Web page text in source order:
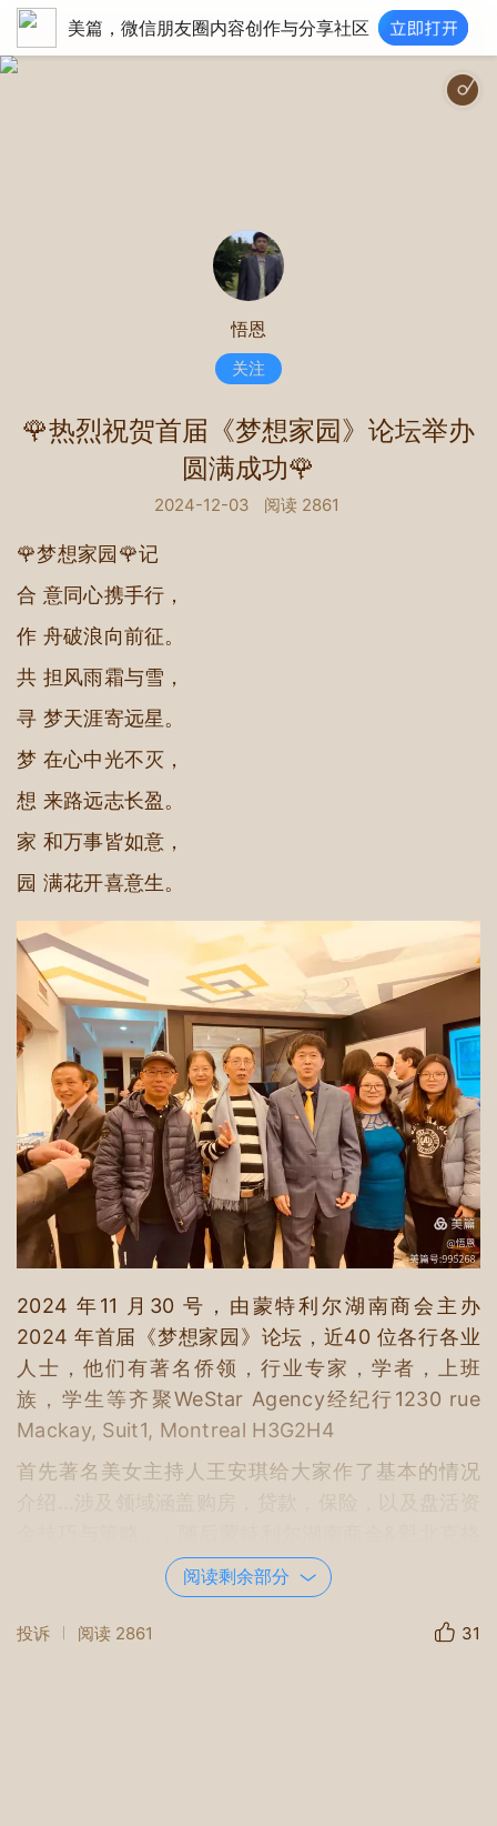
美篇，微信朋友圈内容创作与分享社区
悟恩
关注
🌹热烈祝贺首届《梦想家园》论坛举办
圆满成功🌹
2024-12-03 阅读 2861
🌹梦想家园🌹记
合 意同心携手行，
作 舟破浪向前征。
共 担风雨霜与雪，
寻 梦天涯寄远星。
梦 在心中光不灭，
想 来路远志长盈。
家 和万事皆如意，
园 满花开喜意生。
2024 年11 月30 号，由蒙特利尔湖南商会主办
2024 年首届《梦想家园》论坛，近40 位各行各业
人士，他们有著名侨领，行业专家，学者，上班
族，学生等齐聚WeStar Agency经纪行1230 rue
Mackay, Suit1, Montreal H3G2H4
首先著名美女主持人王安琪给大家作了基本的情况
瑞斯多元文化协会吴立志会长，发表热情洋溢的欢
踏晨曦而行，携星辉而归，我们寻梦而来。用希望
阅读剩余部分
投诉 阅读 2861 31
古风节日庆典 - 古